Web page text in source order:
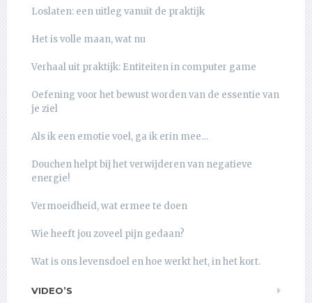
Loslaten: een uitleg vanuit de praktijk
Het is volle maan, wat nu
Verhaal uit praktijk: Entiteiten in computer game
Oefening voor het bewust worden van de essentie van
je ziel
Als ik een emotie voel, ga ik erin mee…
Douchen helpt bij het verwijderen van negatieve
energie!
Vermoeidheid, wat ermee te doen
Wie heeft jou zoveel pijn gedaan?
Wat is ons levensdoel en hoe werkt het, in het kort.
VIDEO’S